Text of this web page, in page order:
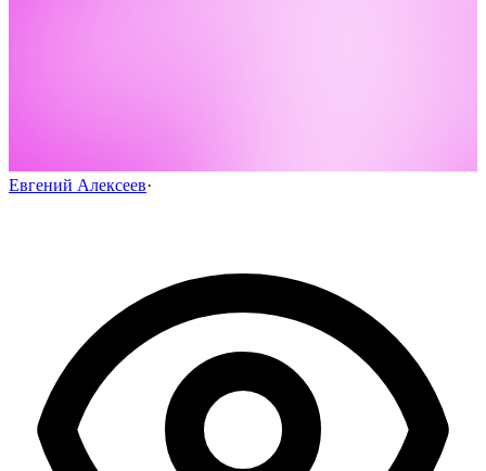
Евгений Алексеев·